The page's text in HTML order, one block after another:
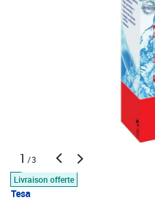
1 /3
Livraison offerte
Tesa